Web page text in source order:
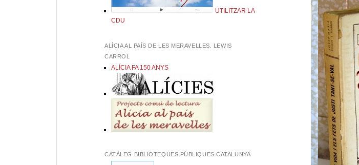
UTILITZAR LA
CDU
ALÍCIA AL PAÍS DE LES MERAVELLES. LEWIS
CARROL
ALÍCIA FA 150 ANYS
CATÀLEG BIBLIOTEQUES PÚBLIQUES CATALUNYA